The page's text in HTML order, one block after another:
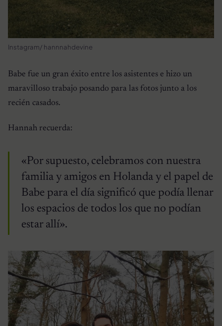
Instagram/ hannnahdevine
Babe fue un gran éxito entre los asistentes e hizo un
maravilloso trabajo posando para las fotos junto a los
recién casados.
Hannah recuerda:
«Por supuesto, celebramos con nuestra
familia y amigos en Holanda y el papel de
Babe para el día significó que podía llenar
los espacios de todos los que no podían
estar allí».